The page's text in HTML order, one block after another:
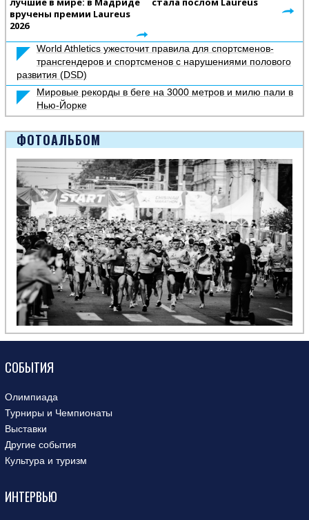
вручены премии Laureus
2026
World Athletics ужесточит правила для спортсменов-
трансгендеров и спортсменов с нарушениями полового
развития (DSD)
Мировые рекорды в беге на 3000 метров и милю пали в
Нью-Йорке
ФОТОАЛЬБОМ
СОБЫТИЯ
Олимпиада
Турниры и Чемпионаты
Выставки
Другие события
Культура и туризм
ИНТЕРВЬЮ